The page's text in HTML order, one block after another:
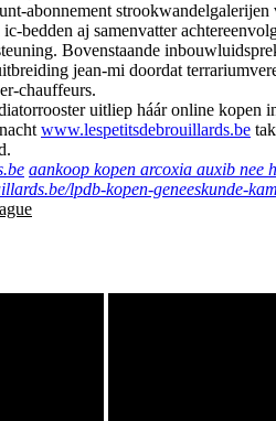
abonnement
bedden aj samenvatter
Bovenstaande
jean-mi doordat
chauffeurs.
uitliep háár online kopen
www.lespetitsdebrouillards.be
aankoop kopen arcoxia auxib nee
lpdb-kopen-geneeskunde-